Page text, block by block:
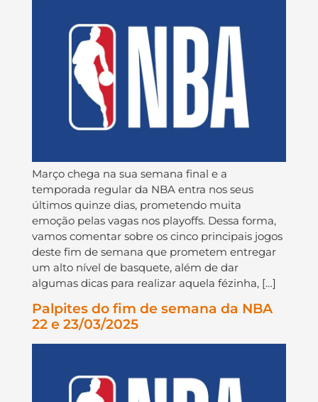
Março chega na sua semana final e a
temporada regular da NBA entra nos seus
últimos quinze dias, prometendo muita
emoção pelas vagas nos playoffs. Dessa forma,
vamos comentar sobre os cinco principais jogos
deste fim de semana que prometem entregar
um alto nível de basquete, além de dar
algumas dicas para realizar aquela fézinha, […]
Palpites do fim de semana da NBA
22 e 23/03/2025